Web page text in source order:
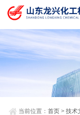
当前位置：首页 >技术